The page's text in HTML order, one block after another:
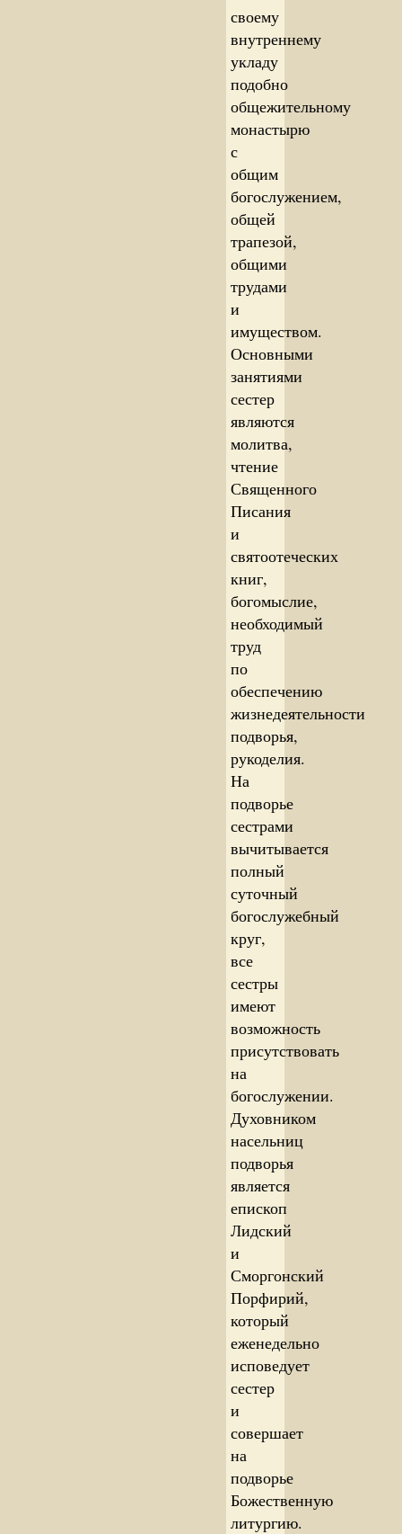
своему
внутреннему
укладу
подобно
общежительному
монастырю
с
общим
богослужением,
общей
трапезой,
общими
трудами
и
имуществом.
Основными
занятиями
сестер
являются
молитва,
чтение
Священного
Писания
и
святоотеческих
книг,
богомыслие,
необходимый
труд
по
обеспечению
жизнедеятельности
подворья,
рукоделия.
На
подворье
сестрами
вычитывается
полный
суточный
богослужебный
круг,
все
сестры
имеют
возможность
присутствовать
на
богослужении.
Духовником
насельниц
подворья
является
епископ
Лидский
и
Сморгонский
Порфирий,
который
еженедельно
исповедует
сестер
и
совершает
на
подворье
Божественную
литургию.